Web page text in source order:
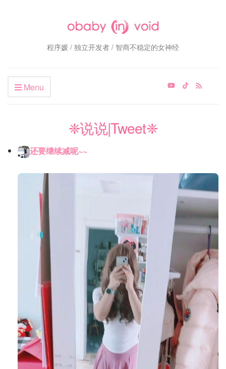
程序媛 / 独立开发者 / 智商不稳定的女神经
Menu
❈说说|Tweet❈
还要继续减呢~~